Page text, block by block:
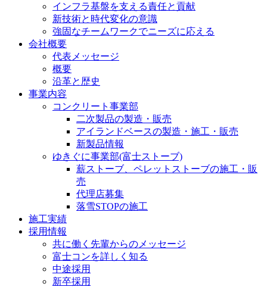
インフラ基盤を支える責任と貢献
新技術と時代変化の意識
強固なチームワークでニーズに応える
会社概要
代表メッセージ
概要
沿革と歴史
事業内容
コンクリート事業部
二次製品の製造・販売
アイランドベースの製造・施工・販売
新製品情報
ゆきぐに事業部(富士ストーブ)
薪ストーブ、ペレットストーブの施工・販
売
代理店募集
落雪STOPの施工
施工実績
採用情報
共に働く先輩からのメッセージ
富士コンを詳しく知る
中途採用
新卒採用